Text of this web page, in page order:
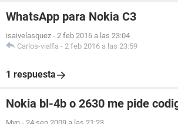
WhatsApp para Nokia C3
isaivelasquez - 2 feb 2016 a las 23:04
Carlos-vialfa - 2 feb 2016 a las 23:59
1 respuesta
Nokia bl-4b o 2630 me pide